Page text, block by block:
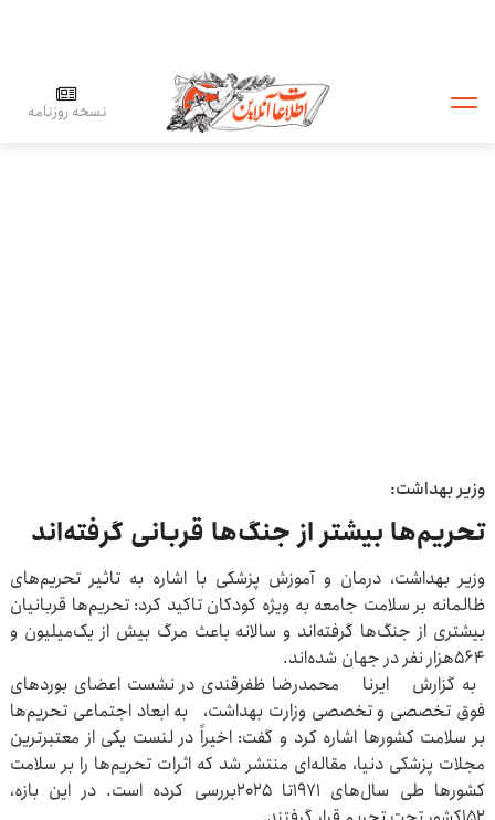
نسخه روزنامه
وزیر بهداشت:
تحریم‌ها بیشتر از جنگ‌ها قربانی گرفته‌اند
وزیر بهداشت، درمان و آموزش پزشکی با اشاره به تاثیر تحریم‌های
ظالمانه بر سلامت جامعه به ویژه کودکان تاکید کرد: تحریم‌ها قربانیان
بیشتری از جنگ‌ها گرفته‌اند و سالانه باعث مرگ بیش از یک‌میلیون و
۵۶۴هزار نفر در جهان شده‌اند.
به گزارش ایرنا محمدرضا ظفرقندی در نشست اعضای بوردهای
فوق تخصصی و تخصصی وزارت بهداشت، به ابعاد اجتماعی تحریم‌ها
بر سلامت کشورها اشاره کرد و گفت: اخیراً در لنست یکی از معتبرترین
مجلات پزشکی دنیا، مقاله‌ای منتشر شد که اثرات تحریم‌ها را بر سلامت
کشورها طی سال‌های ۱۹۷۱تا ۲۰۲۵بررسی کرده است. در این بازه،